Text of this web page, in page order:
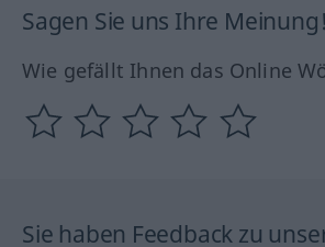
Sagen Sie uns Ihre Meinung!
Wie gefällt Ihnen das Online
Sie haben Feedback zu